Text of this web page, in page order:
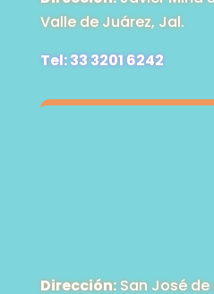
Valle de Juárez, Jal.
Tel: 33 3201 6242
Dirección:San José